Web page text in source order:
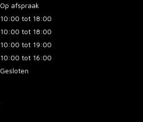
Op afspraak
10:00 tot 18:00
10:00 tot 18:00
10:00 tot 19:00
10:00 tot 16:00
Gesloten